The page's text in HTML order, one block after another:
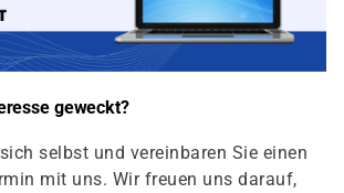
geweckt?
selbst und vereinbaren Sie einen
mit uns. Wir freuen uns darauf,